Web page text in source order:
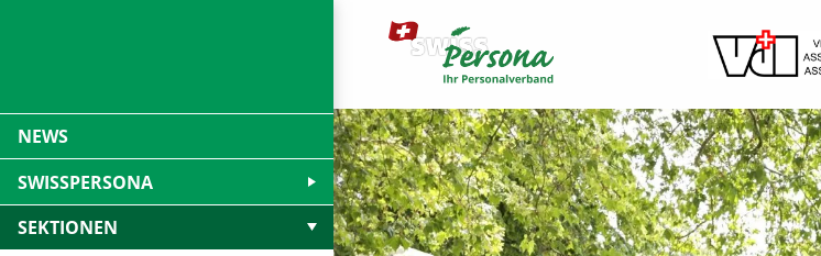
NEWS
SWISSPERSONA
SEKTIONEN